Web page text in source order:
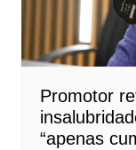
Promotor
“apenas